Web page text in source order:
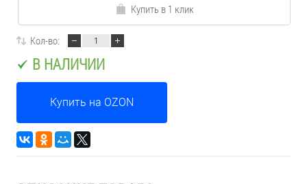
Купить в 1 клик
Кол-во:
В НАЛИЧИИ
Купить на OZON